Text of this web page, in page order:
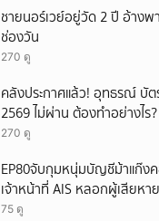
ชายนอร์เวย์อยู่วัด 2 ปี อ้าง
ช่องวัน
270 ดู
คลังประกาศแล้ว! อุทธรณ์ บั
2569 ไม่ผ่าน ต้องทำอย่างไร?
270 ดู
EP80จับกุมหนุ่มบัญชีม้าแก๊งค
เจ้าหน้าที่ AIS หลอกผู้เสียห
ล้านบาท
75 ดู